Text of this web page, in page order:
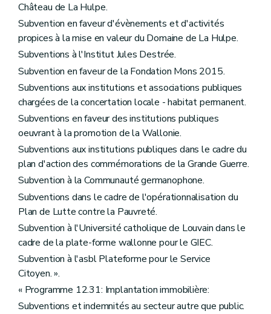
Château de La Hulpe.
Subvention en faveur d'évènements et d'activités
propices à la mise en valeur du Domaine de La Hulpe.
Subventions à l'Institut Jules Destrée.
Subvention en faveur de la Fondation Mons 2015.
Subventions aux institutions et associations publiques
chargées de la concertation locale - habitat permanent.
Subventions en faveur des institutions publiques
oeuvrant à la promotion de la Wallonie.
Subventions aux institutions publiques dans le cadre du
plan d'action des commémorations de la Grande Guerre.
Subvention à la Communauté germanophone.
Subventions dans le cadre de l'opérationnalisation du
Plan de Lutte contre la Pauvreté.
Subvention à l'Université catholique de Louvain dans le
cadre de la plate-forme wallonne pour le GIEC.
Subvention à l'asbl Plateforme pour le Service
Citoyen. ».
« Programme 12.31: Implantation immobilière:
Subventions et indemnités au secteur autre que public.